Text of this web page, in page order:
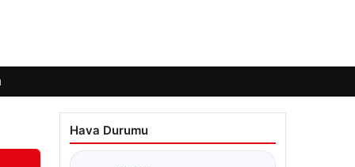
Hava Durumu